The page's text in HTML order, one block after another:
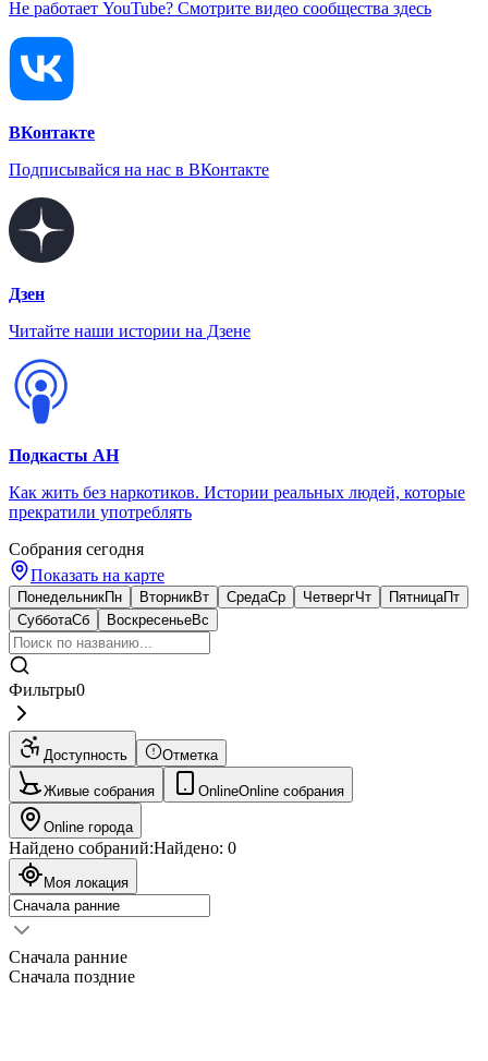
Не работает YouTube? Смотрите видео сообщества здесь
ВКонтакте
Подписывайся на нас в ВКонтакте
Дзен
Читайте наши истории на Дзене
Подкасты АН
Как жить без наркотиков. Истории реальных людей, которые
прекратили употреблять
Собрания сегодня
Показать на карте
ПонедельникПн ВторникВт СредаСр ЧетвергЧт ПятницаПт
СубботаСб ВоскресеньеВс
Фильтры0
Доступность Отметка
Живые собрания OnlineOnline собрания
Online города
Найдено собраний:Найдено: 0
Моя локация
Сначала ранние
Сначала поздние